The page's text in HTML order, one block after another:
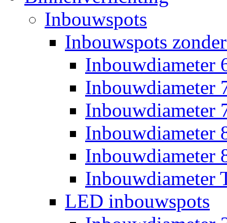
Inbouwspots
Inbouwspots
Inbouwdiameter
Inbouwdiameter
Inbouwdiameter
Inbouwdiameter
Inbouwdiameter
Inbouwdiameter
LED inbouwspots